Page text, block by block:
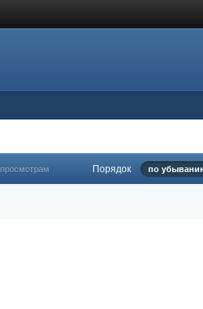
просмотрам Порядок по